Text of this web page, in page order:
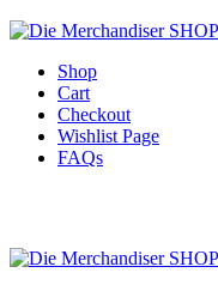
Shop
Cart
Checkout
Wishlist Page
FAQs